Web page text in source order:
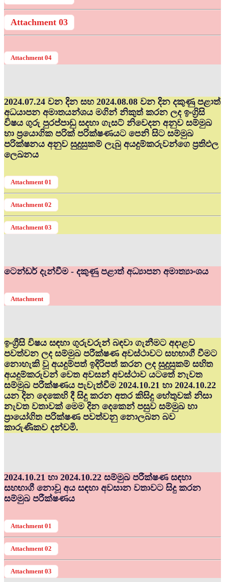
Attachment 03
Attachment 04
2024.07.24 වන දින සහ 2024.08.08 වන දින දකුණු පළාත්
අධ‍යාපන අමාතයන්ශය මගින් නිකුත් කරන ලද ඉංග්‍රිසි
විෂය ගුරු පුරප්පාඩු සදහා ගැසට් නිවෙදන අනුව සම්මුඛ
හා ප්‍රයොගික පරික් පරික්ෂණයට පෙනි සිට සම්මුඛ
පරික්ෂනය අනුව සුදුසුකම් ලැබු අයදුම්කරුවන්ගෙ ප්‍රතිඵල
ලෙඛනය
Attachment 01
Attachment 02
Attachment 03
ටෙන්ඩර් දැන්වීම - දකුණු පළාත් අධ්‍යාපන අමාත්‍යාංශය
Attachment
ඉංග්‍රීසි විෂය සඳහා ගුරුවරුන් බඳවා ගැනීමට අදාළව
පවත්වන ලද සම්මුඛ පරීක්ෂණ අවස්ථාවට සහභාගී වීමට
නොහැකි වූ අයදුම්පත් ඉදිරිපත් කරන ලද සුදුසුකම් සහිත
අයදුම්කරුවන් වෙත අවසන් අවස්ථාව යටතේ නැවත
සම්මුඛ පරීක්ෂණය පැවැත්වීම 2024.10.21 හා 2024.10.22
යන දින දෙකෙහි දී සිදු කරන අතර කිසිදු හේතුවක් නිසා
නැවත වතාවක් මෙම දින දෙකෙන් පසුව සම්මුඛ හා
ප්‍රායෝගිත පරික්ෂණ පවත්වනු නොලබන බව
කාරුණිකව දන්වමි.
2024.10.21 හා 2024.10.22 සම්මුඛ පරීක්ෂණ සඳහා
සහභාගී නොවූ අය සඳහා අවසාන වතාවට සිදු කරන
සම්මුඛ පරීක්ෂණය
Attachment 01
Attachment 02
Attachment 03